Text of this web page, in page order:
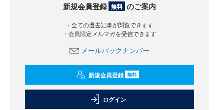
新規会員登録 無料 のご案内
・全ての過去記事が閲覧できます
・会員限定メルマガを受信できます
メールバックナンバー
新規会員登録 無料
ログイン